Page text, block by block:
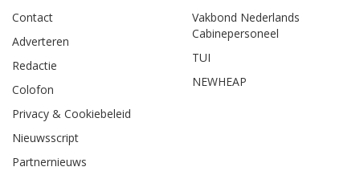
Contact
Adverteren
Redactie
Colofon
Privacy & Cookiebeleid
Nieuwsscript
Partnernieuws
Vakbond Nederlands
Cabinepersoneel
TUI
NEWHEAP